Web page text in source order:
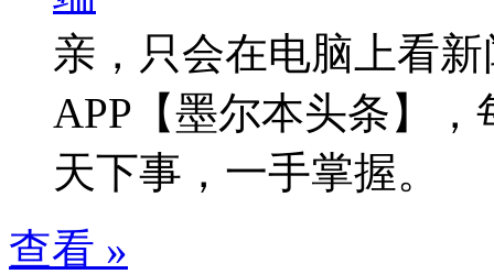
亲，只会在电脑上看
APP【墨尔本头条】
天下事，一手掌握。
查看 »